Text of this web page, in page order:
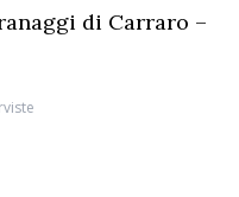
di Carraro –